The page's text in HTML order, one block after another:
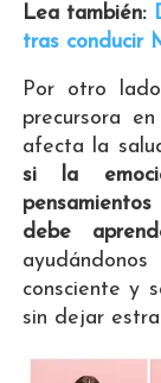
Lea también:
tras conducir
Por otro
precursora
afecta la
si la
debe
consciente y
sin dejar